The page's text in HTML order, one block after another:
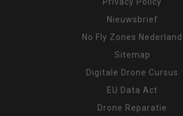
Nieuwsbrief
No Fly Zones Nederland
Sitemap
Digitale Drone Cursus
EU Data Act
Drone Reparatie